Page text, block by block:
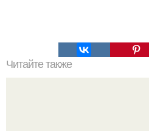
Читайте также